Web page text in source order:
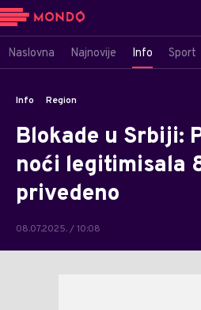
Naslovna Najnovije Info Sport
Info Region
Blokade u Srbiji:
noći legitimisala
privedeno
08.07.2025. / 10:08